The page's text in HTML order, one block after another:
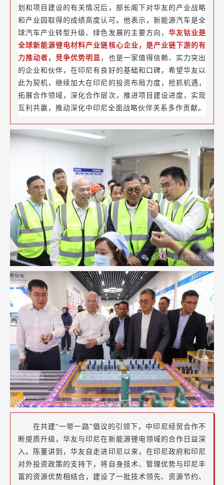
划和项目建设的有关情况后，部长阁下对华友的产业战略
和产业园取得的成绩高度认可。他表示，新能源汽车是全
球汽车产业转型升级、绿色发展的主要方向， 华友钴业是
全球新能源锂电材料产业链核心企业，是产业链下游的有
力推动者，竞争优势明显 ，也是一家值得信赖、实力突出
的企业和伙伴，在印尼有良好的基础和口碑，希望华友以
此为契机，继续加大在印尼的投资布局力度，抢抓机遇，
拓展合作领域，深化合作层次，推进项目建设进度，实现
互利共赢，推动深化中印尼全面战略伙伴关系多作贡献。
在共建“一带一路”倡议的引领下，中印尼经贸合作不
断提质升级，华友与印尼在新能源锂电领域的合作日益深
入。陈董讲到，华友自走进印尼以来，在印尼政府和印尼
对外投资政策的支持下，将自身技术、管理优势与印尼丰
富的资源优势相结合，建设了一批技术领先、资源节约、